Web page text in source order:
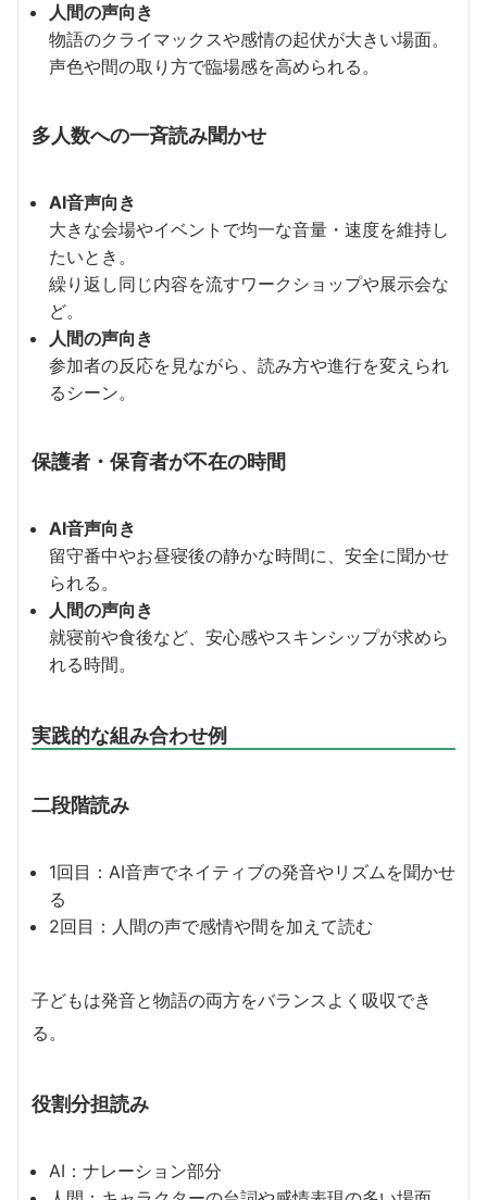
人間の声向き
物語のクライマックスや感情の起伏が大きい場面。
声色や間の取り方で臨場感を高められる。
多人数への一斉読み聞かせ
AI音声向き
大きな会場やイベントで均一な音量・速度を維持し
たいとき。
繰り返し同じ内容を流すワークショップや展示会な
ど。
人間の声向き
参加者の反応を見ながら、読み方や進行を変えられ
るシーン。
保護者・保育者が不在の時間
AI音声向き
留守番中やお昼寝後の静かな時間に、安全に聞かせ
られる。
人間の声向き
就寝前や食後など、安心感やスキンシップが求めら
れる時間。
実践的な組み合わせ例
二段階読み
1回目：AI音声でネイティブの発音やリズムを聞かせ
る
2回目：人間の声で感情や間を加えて読む
子どもは発音と物語の両方をバランスよく吸収でき
る。
役割分担読み
AI：ナレーション部分